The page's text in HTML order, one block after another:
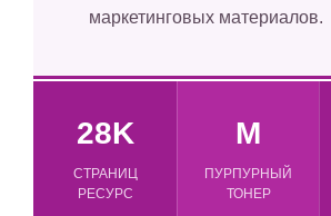
маркетинговых материалов.
28K
СТРАНИЦ
РЕСУРС
M
ПУРПУРНЫЙ
ТОНЕР